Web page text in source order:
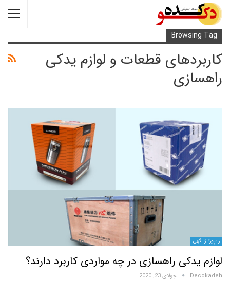
قطعات و لوازم یدکی
راهسازی در چه مواردی کاربرد دارند؟
جولای 23, 2020